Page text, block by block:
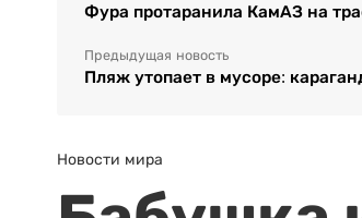
Фура протаранила КамАЗ на
Предыдущая новость
Пляж утопает в мусоре:
Новости мира